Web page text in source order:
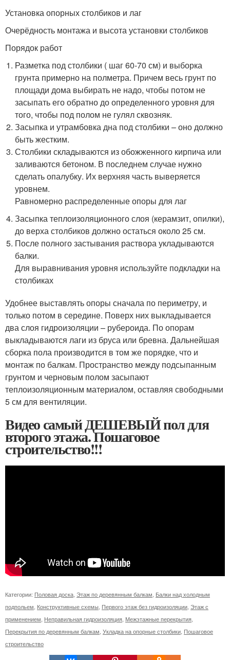
Установка опорных столбиков и лаг
Очерёдность монтажа и высота установки столбиков
Порядок работ
Разметка под столбики ( шаг 60-70 см) и выборка
грунта примерно на полметра. Причем весь грунт по
площади дома выбирать не надо, чтобы потом не
засыпать его обратно до определенного уровня для
того, чтобы под полом не гулял сквозняк.
Засыпка и утрамбовка дна под столбики – оно должно
быть жестким.
Столбики складываются из обожженного кирпича или
заливаются бетоном. В последнем случае нужно
сделать опалубку. Их верхняя часть выверяется
уровнем.
Равномерно распределенные опоры для лаг
Засыпка теплоизоляционного слоя (керамзит, опилки),
до верха столбиков должно остаться около 25 см.
После полного застывания раствора укладываются
балки.
Для выравнивания уровня используйте подкладки на
столбиках
Удобнее выставлять опоры сначала по периметру, и
только потом в середине. Поверх них выкладывается
два слоя гидроизоляции – рубероида. По опорам
выкладываются лаги из бруса или бревна. Дальнейшая
сборка пола производится в том же порядке, что и
монтаж по балкам. Пространство между подсыпанным
грунтом и черновым полом засыпают
теплоизоляционным материалом, оставляя свободными
5 см для вентиляции.
Видео самый ДЕШЕВЫЙ пол для
второго этажа. Пошаговое
строительство!!!
Категории: Половая доска Этаж по деревянным балкам Балки над холодным
подпольем Конструктивные схемы Первого этаж без гидроизоляции Этаж с
применением Неправильная гидроизоляция Межэтажные перекрытия
Перекрытия по деревянным балкам Укладка на опорные столбики Пошаговое
строительство